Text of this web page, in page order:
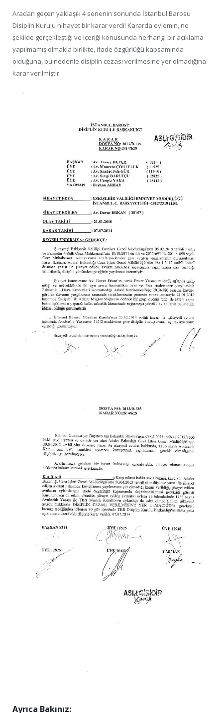
Aradan geçen yaklaşık 4 senenin sonunda İstanbul Barosu
Disiplin Kurulu nihayet bir karar verdi! Kararda eylemin, ne
şekilde gerçekleştiği ve içeriği konusunda herhangi bir açıklama
yapılmamış olmakla birlikte, ifade özgürlüğü kapsamında
olduğuna, bu nedenle disiplin cezası verilmesine yer olmadığına
karar verilmiştir.
Ayrıca Bakınız: